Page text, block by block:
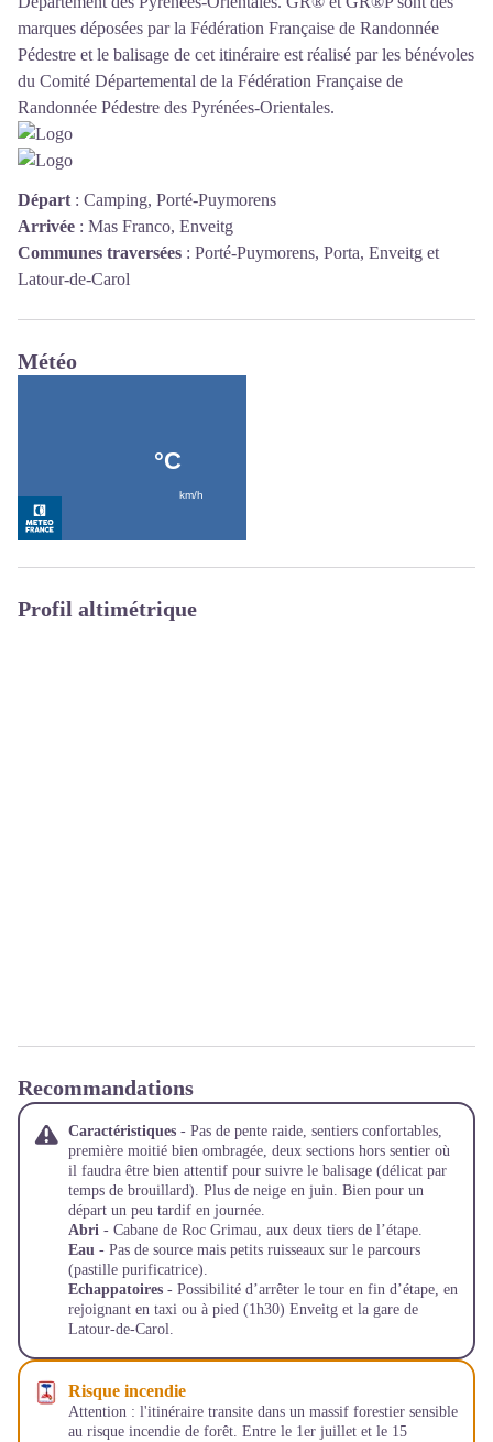
marques déposées par la Fédération Française de Randonnée
Pédestre et le balisage de cet itinéraire est réalisé par les bénévoles
du Comité Départemental de la Fédération Française de
Randonnée Pédestre des Pyrénées-Orientales.
Départ : Camping, Porté-Puymorens
Arrivée : Mas Franco, Enveitg
Communes traversées : Porté-Puymorens, Porta, Enveitg et
Latour-de-Carol
Météo
Profil altimétrique
Recommandations
Caractéristiques - Pas de pente raide, sentiers confortables,
première moitié bien ombragée, deux sections hors sentier où
il faudra être bien attentif pour suivre le balisage (délicat par
temps de brouillard). Plus de neige en juin. Bien pour un
départ un peu tardif en journée.
Abri - Cabane de Roc Grimau, aux deux tiers de l’étape.
Eau - Pas de source mais petits ruisseaux sur le parcours
(pastille purificatrice).
Echappatoires - Possibilité d’arrêter le tour en fin d’étape, en
rejoignant en taxi ou à pied (1h30) Enveitg et la gare de
Latour-de-Carol.
Risque incendie
Attention : l'itinéraire transite dans un massif forestier sensible
au risque incendie de forêt. Entre le 1er juillet et le 15